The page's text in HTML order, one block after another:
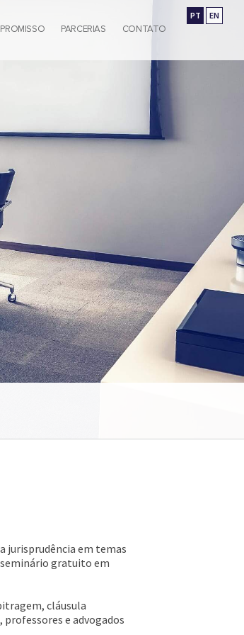
PT EN
PARCERIAS CONTATO
jurisprudência em temas
seminário gratuito em
cláusula
e advogados